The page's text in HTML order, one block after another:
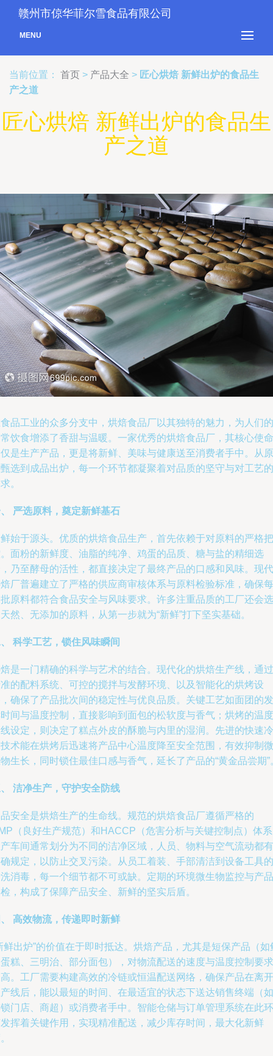
赣州市倞华菲尔雪食品有限公司
MENU
当前位置： 首页 > 产品大全 > 匠心烘焙 新鲜出炉的食品生
产之道
匠心烘焙 新鲜出炉的食品生
产之道
品工业的众多分支中，烘焙食品厂以其独特的魅力，为人们的
饮食增添了香甜与温暖。一家优秀的烘焙食品厂，其核心使命
是生产产品，更是将新鲜、美味与健康送至消费者手中。从原
选到成品出炉，每一个环节都凝聚着对品质的坚守与对工艺的
。
严选原料，奠定新鲜基石
始于源头。优质的烘焙食品生产，首先依赖于对原料的严格把
面粉的新鲜度、油脂的纯净、鸡蛋的品质、糖与盐的精细选
乃至酵母的活性，都直接决定了最终产品的口感和风味。现代
厂普遍建立了严格的供应商审核体系与原料检验标准，确保每
原料都符合食品安全与风味要求。许多注重品质的工厂还会选
然、无添加的原料，从第一步就为“新鲜”打下坚实基础。
科学工艺，锁住风味瞬间
是一门精确的科学与艺术的结合。现代化的烘焙生产线，通过
的配料系统、可控的搅拌与发酵环境、以及智能化的烘烤设
确保了产品批次间的稳定性与优良品质。关键工艺如面团的发
间与温度控制，直接影响到面包的松软度与香气；烘烤的温度
设定，则决定了糕点外皮的酥脆与内里的湿润。先进的快速冷
术能在烘烤后迅速将产品中心温度降至安全范围，有效抑制微
生长，同时锁住最佳口感与香气，延长了产品的“黄金品尝期”
洁净生产，守护安全防线
安全是烘焙生产的生命线。规范的烘焙食品厂遵循严格的
（良好生产规范）和HACCP（危害分析与关键控制点）体
车间通常划分为不同的洁净区域，人员、物料与空气流动都有
规定，以防止交叉污染。从员工着装、手部清洁到设备工具的
消毒，每一个细节都不可或缺。定期的环境微生物监控与产品
，构成了保障产品安全、新鲜的坚实后盾。
高效物流，传递即时新鲜
鲜出炉”的价值在于即时抵达。烘焙产品，尤其是短保产品（如
糕、三明治、部分面包），对物流配送的速度与温度控制要求
。工厂需要构建高效的冷链或恒温配送网络，确保产品在离开
线后，能以最短的时间、在最适宜的状态下送达销售终端（如
门店、商超）或消费者手中。智能仓储与订单管理系统在此环
挥着关键作用，实现精准配送，减少库存时间，最大化新鲜